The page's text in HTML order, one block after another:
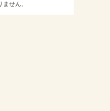
せん。